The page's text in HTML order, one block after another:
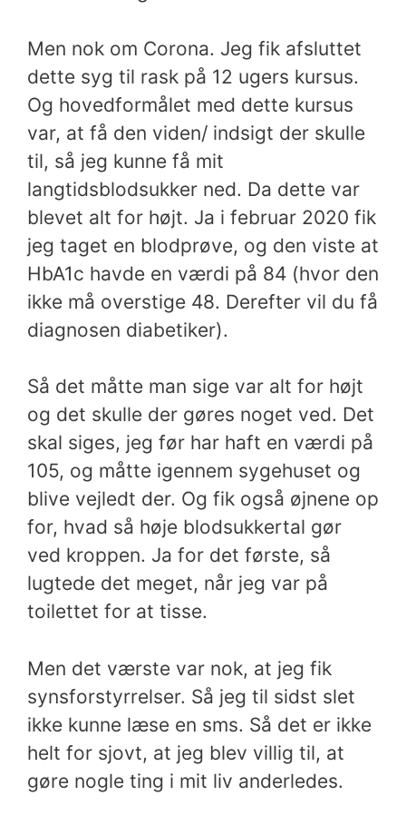
Men nok om Corona. Jeg fik afsluttet
dette syg til rask på 12 ugers kursus.
Og hovedformålet med dette kursus
var, at få den viden/ indsigt der skulle
til, så jeg kunne få mit
langtidsblodsukker ned. Da dette var
blevet alt for højt. Ja i februar 2020 fik
jeg taget en blodprøve, og den viste at
HbA1c havde en værdi på 84 (hvor den
ikke må overstige 48. Derefter vil du få
diagnosen diabetiker).
Så det måtte man sige var alt for højt
og det skulle der gøres noget ved. Det
skal siges, jeg før har haft en værdi på
105, og måtte igennem sygehuset og
blive vejledt der. Og fik også øjnene op
for, hvad så høje blodsukkertal gør
ved kroppen. Ja for det første, så
lugtede det meget, når jeg var på
toilettet for at tisse.
Men det værste var nok, at jeg fik
synsforstyrrelser. Så jeg til sidst slet
ikke kunne læse en sms. Så det er ikke
helt for sjovt, at jeg blev villig til, at
gøre nogle ting i mit liv anderledes.